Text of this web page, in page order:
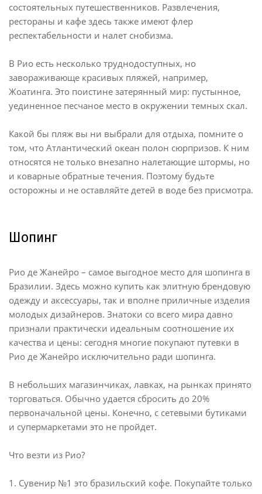
состоятельных путешественников. Развлечения,
рестораны и кафе здесь также имеют флер
респектабельности и налет снобизма.
В Рио есть несколько труднодоступных, но
завораживающе красивых пляжей, например,
Жоатинга. Это поистине затерянный мир: пустынное,
уединенное песчаное место в окружении темных скал.
Какой бы пляж вы ни выбрали для отдыха, помните о
том, что Атлантический океан полон сюрпризов. К ним
относятся не только внезапно налетающие штормы, но
и коварные обратные течения. Поэтому будьте
осторожны и не оставляйте детей в воде без присмотра.
Шопинг
Рио де Жанейро – самое выгодное место для шопинга в
Бразилии. Здесь можно купить как элитную брендовую
одежду и аксессуары, так и вполне приличные изделия
молодых дизайнеров. Знатоки со всего мира давно
признали практически идеальным соотношение их
качества и цены: сегодня многие покупают путевки в
Рио де Жанейро исключительно ради шопинга.
В небольших магазинчиках, лавках, на рынках принято
торговаться. Обычно удается сбросить до 20%
первоначальной цены. Конечно, с сетевыми бутиками
и супермаркетами это не пройдет.
Что везти из Рио?
1. Сувенир №1 это бразильский кофе. Покупайте только